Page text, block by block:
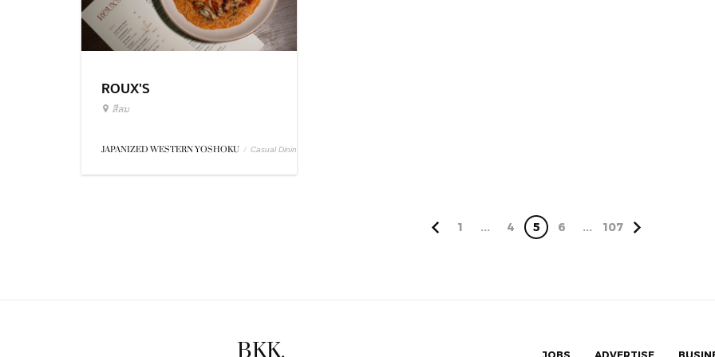
ROUX'S
สีลม
JAPANIZED WESTERN YOSHOKU / Casual Dining
1 ... 4 5 6 ... 107
BKK. JOBS ADVERTISE